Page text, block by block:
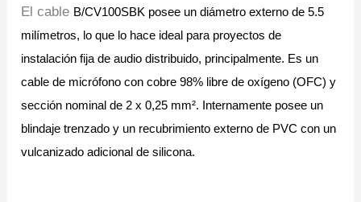
El cable B/CV100SBK posee un diámetro externo de 5.5
milímetros, lo que lo hace ideal para proyectos de
instalación fija de audio distribuido, principalmente. Es un
cable de micrófono con cobre 98% libre de oxígeno (OFC) y
sección nominal de 2 x 0,25 mm². Internamente posee un
blindaje trenzado y un recubrimiento externo de PVC con un
vulcanizado adicional de silicona.